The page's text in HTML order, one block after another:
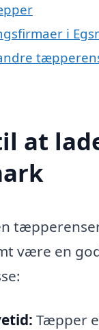
i
at
være en
Tæpper